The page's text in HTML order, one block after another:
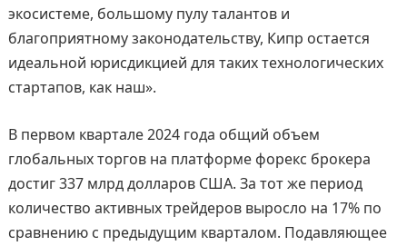
экосистеме, большому пулу талантов и
благоприятному законодательству, Кипр остается
идеальной юрисдикцией для таких технологических
стартапов, как наш».
В первом квартале 2024 года общий объем
глобальных торгов на платформе форекс брокера
достиг 337 млрд долларов США. За тот же период
количество активных трейдеров выросло на 17% по
сравнению с предыдущим кварталом. Подавляющее